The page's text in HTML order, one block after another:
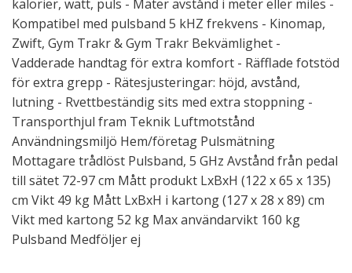
kalorier, watt, puls - Mäter avstånd i meter eller miles -
Kompatibel med pulsband 5 kHZ frekvens - Kinomap,
Zwift, Gym Trakr & Gym Trakr Bekvämlighet -
Vadderade handtag för extra komfort - Räfflade fotstöd
för extra grepp - Rätesjusteringar: höjd, avstånd,
lutning - Rvettbeständig sits med extra stoppning -
Transporthjul fram Teknik Luftmotstånd
Användningsmiljö Hem/företag Pulsmätning
Mottagare trådlöst Pulsband, 5 GHz Avstånd från pedal
till sätet 72-97 cm Mått produkt LxBxH (122 x 65 x 135)
cm Vikt 49 kg Mått LxBxH i kartong (127 x 28 x 89) cm
Vikt med kartong 52 kg Max användarvikt 160 kg
Pulsband Medföljer ej